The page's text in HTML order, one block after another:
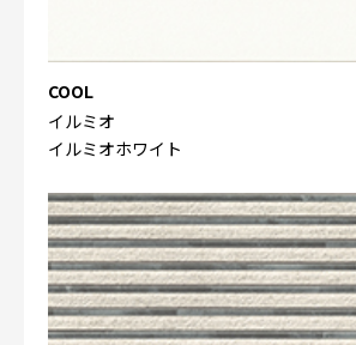
COOL
イルミオ
イルミオホワイト